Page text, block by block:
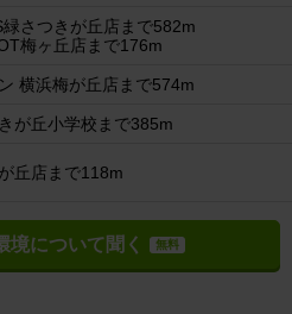
緑さつきが丘店まで582m
梅ヶ丘店まで176m
横浜梅が丘店まで574m
が丘小学校まで385m
丘店まで118m
境について聞く 無料